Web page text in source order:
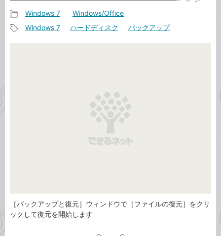
事
カ
Windows 7 Windows/Office
Windows 7 ハードディスク バックアップ
［バックアップと復元］ウィンドウで［ファイルの復元］をクリ
ックして復元を開始します